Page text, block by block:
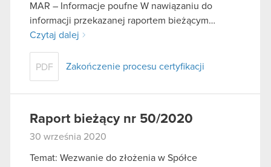
MAR – Informacje poufne W nawiązaniu do
informacji przekazanej raportem bieżącym…
Czytaj dalej
PDF Zakończenie procesu certyfikacji
Raport bieżący nr 50/2020
30 września 2020
Temat: Wezwanie do złożenia w Spółce